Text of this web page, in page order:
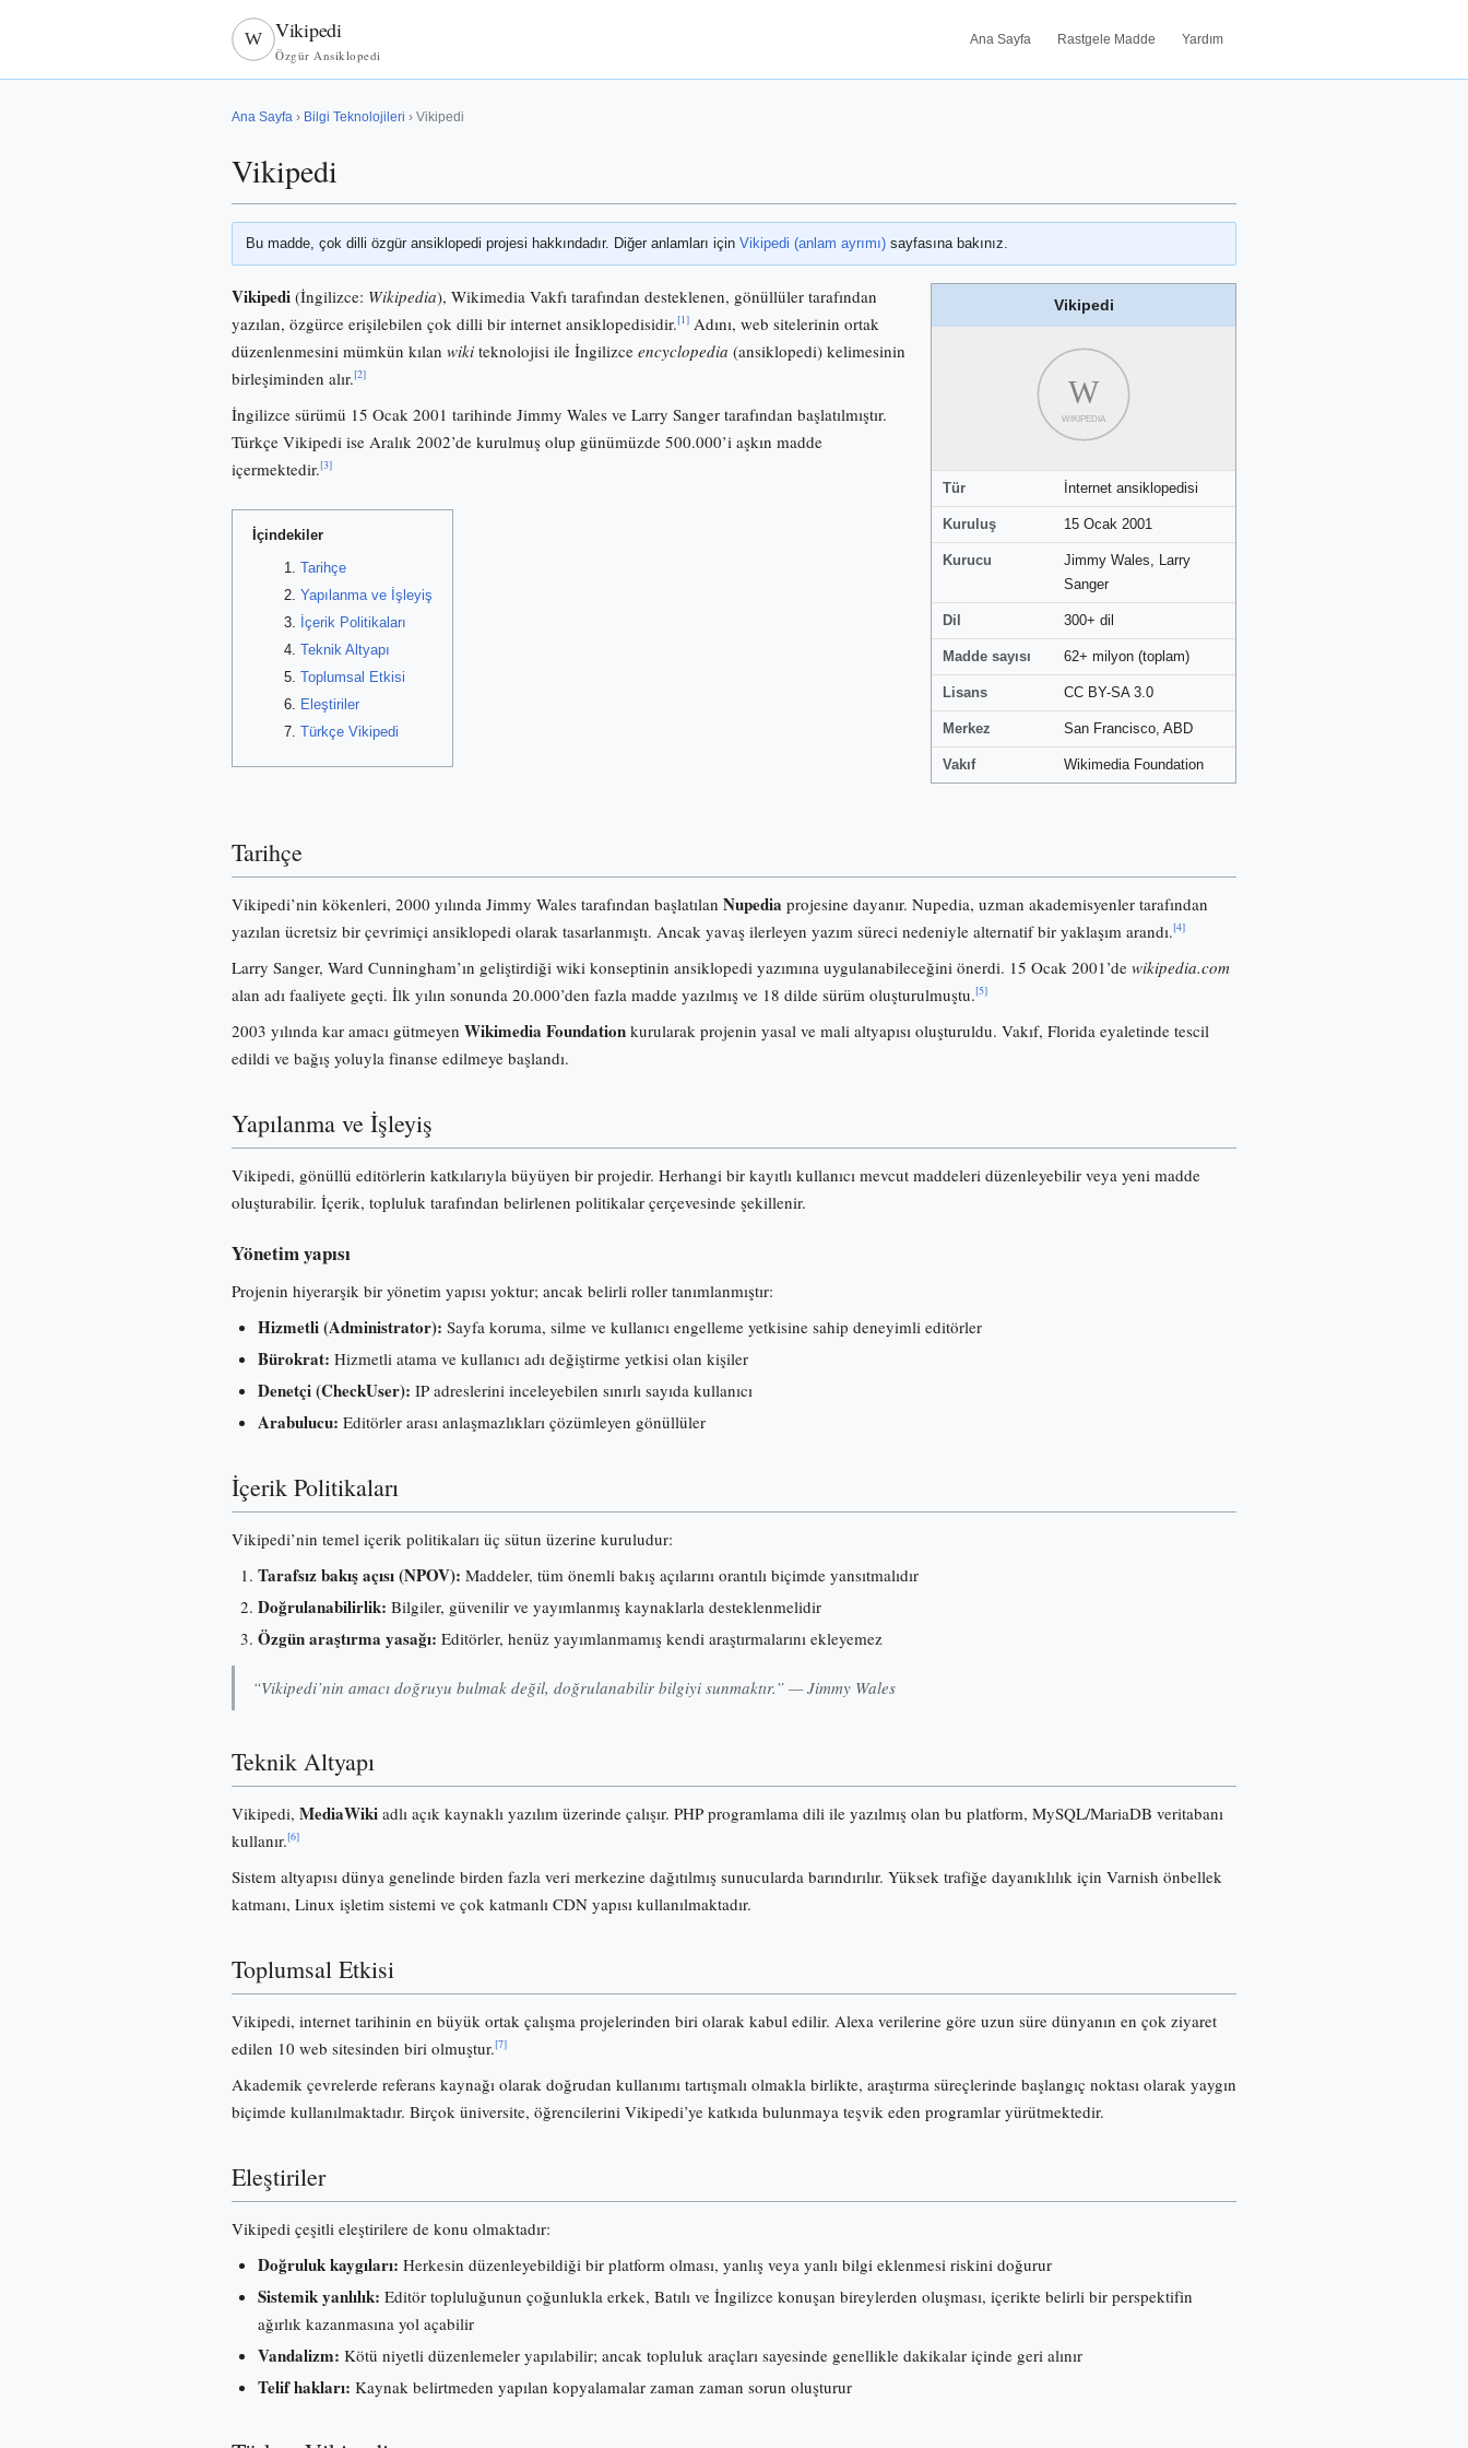
W Vikipedi
Özgür Ansiklopedi
Ana Sayfa Rastgele Madde Yardım
Ana Sayfa › Bilgi Teknolojileri › Vikipedi
Vikipedi
Bu madde, çok dilli özgür ansiklopedi projesi hakkındadır. Diğer anlamları için Vikipedi (anlam ayrımı) sayfasına bakınız.
Vikipedi
W
WIKIPEDIA
Tür İnternet ansiklopedisi
Kuruluş 15 Ocak 2001
Kurucu
Jimmy Wales, Larry
Sanger
Dil 300+ dil
Madde sayısı 62+ milyon (toplam)
Lisans CC BY-SA 3.0
Merkez San Francisco, ABD
Vakıf Wikimedia Foundation
Vikipedi (İngilizce: Wikipedia), Wikimedia Vakfı tarafından desteklenen, gönüllüler tarafından
yazılan, özgürce erişilebilen çok dilli bir internet ansiklopedisidir.[1] Adını, web sitelerinin ortak
düzenlenmesini mümkün kılan wiki teknolojisi ile İngilizce encyclopedia (ansiklopedi) kelimesinin
birleşiminden alır.[2]
İngilizce sürümü 15 Ocak 2001 tarihinde Jimmy Wales ve Larry Sanger tarafından başlatılmıştır.
Türkçe Vikipedi ise Aralık 2002’de kurulmuş olup günümüzde 500.000’i aşkın madde
içermektedir.[3]
İçindekiler
Tarihçe
Yapılanma ve İşleyiş
İçerik Politikaları
Teknik Altyapı
Toplumsal Etkisi
Eleştiriler
Türkçe Vikipedi
Tarihçe
Vikipedi’nin kökenleri, 2000 yılında Jimmy Wales tarafından başlatılan Nupedia projesine dayanır. Nupedia, uzman akademisyenler tarafından
yazılan ücretsiz bir çevrimiçi ansiklopedi olarak tasarlanmıştı. Ancak yavaş ilerleyen yazım süreci nedeniyle alternatif bir yaklaşım arandı.[4]
Larry Sanger, Ward Cunningham’ın geliştirdiği wiki konseptinin ansiklopedi yazımına uygulanabileceğini önerdi. 15 Ocak 2001’de wikipedia.com
alan adı faaliyete geçti. İlk yılın sonunda 20.000’den fazla madde yazılmış ve 18 dilde sürüm oluşturulmuştu.[5]
2003 yılında kar amacı gütmeyen Wikimedia Foundation kurularak projenin yasal ve mali altyapısı oluşturuldu. Vakıf, Florida eyaletinde tescil
edildi ve bağış yoluyla finanse edilmeye başlandı.
Yapılanma ve İşleyiş
Vikipedi, gönüllü editörlerin katkılarıyla büyüyen bir projedir. Herhangi bir kayıtlı kullanıcı mevcut maddeleri düzenleyebilir veya yeni madde
oluşturabilir. İçerik, topluluk tarafından belirlenen politikalar çerçevesinde şekillenir.
Yönetim yapısı
Projenin hiyerarşik bir yönetim yapısı yoktur; ancak belirli roller tanımlanmıştır:
Hizmetli (Administrator): Sayfa koruma, silme ve kullanıcı engelleme yetkisine sahip deneyimli editörler
Bürokrat: Hizmetli atama ve kullanıcı adı değiştirme yetkisi olan kişiler
Denetçi (CheckUser): IP adreslerini inceleyebilen sınırlı sayıda kullanıcı
Arabulucu: Editörler arası anlaşmazlıkları çözümleyen gönüllüler
İçerik Politikaları
Vikipedi’nin temel içerik politikaları üç sütun üzerine kuruludur:
Tarafsız bakış açısı (NPOV): Maddeler, tüm önemli bakış açılarını orantılı biçimde yansıtmalıdır
Doğrulanabilirlik: Bilgiler, güvenilir ve yayımlanmış kaynaklarla desteklenmelidir
Özgün araştırma yasağı: Editörler, henüz yayımlanmamış kendi araştırmalarını ekleyemez
“Vikipedi’nin amacı doğruyu bulmak değil, doğrulanabilir bilgiyi sunmaktır.” — Jimmy Wales
Teknik Altyapı
Vikipedi, MediaWiki adlı açık kaynaklı yazılım üzerinde çalışır. PHP programlama dili ile yazılmış olan bu platform, MySQL/MariaDB veritabanı
kullanır.[6]
Sistem altyapısı dünya genelinde birden fazla veri merkezine dağıtılmış sunucularda barındırılır. Yüksek trafiğe dayanıklılık için Varnish önbellek
katmanı, Linux işletim sistemi ve çok katmanlı CDN yapısı kullanılmaktadır.
Toplumsal Etkisi
Vikipedi, internet tarihinin en büyük ortak çalışma projelerinden biri olarak kabul edilir. Alexa verilerine göre uzun süre dünyanın en çok ziyaret
edilen 10 web sitesinden biri olmuştur.[7]
Akademik çevrelerde referans kaynağı olarak doğrudan kullanımı tartışmalı olmakla birlikte, araştırma süreçlerinde başlangıç noktası olarak yaygın
biçimde kullanılmaktadır. Birçok üniversite, öğrencilerini Vikipedi’ye katkıda bulunmaya teşvik eden programlar yürütmektedir.
Eleştiriler
Vikipedi çeşitli eleştirilere de konu olmaktadır:
Doğruluk kaygıları: Herkesin düzenleyebildiği bir platform olması, yanlış veya yanlı bilgi eklenmesi riskini doğurur
Sistemik yanlılık: Editör topluluğunun çoğunlukla erkek, Batılı ve İngilizce konuşan bireylerden oluşması, içerikte belirli bir perspektifin
ağırlık kazanmasına yol açabilir
Vandalizm: Kötü niyetli düzenlemeler yapılabilir; ancak topluluk araçları sayesinde genellikle dakikalar içinde geri alınır
Telif hakları: Kaynak belirtmeden yapılan kopyalamalar zaman zaman sorun oluşturur